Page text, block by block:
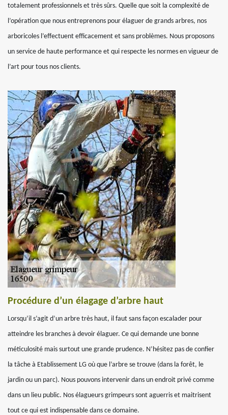
totalement professionnels et très sûrs. Quelle que soit la complexité de
l’opération que nous entreprenons pour élaguer de grands arbres, nos
arboricoles l’effectuent efficacement et sans problèmes. Nous proposons
un service de haute performance et qui respecte les normes en vigueur de
l’art pour tous nos clients.
Procédure d’un élagage d’arbre haut
Lorsqu’il s’agit d’un arbre très haut, il faut sans façon escalader pour
atteindre les branches à devoir élaguer. Ce qui demande une bonne
méticulosité mais surtout une grande prudence. N’hésitez pas de confier
la tâche à Etablissement LG où que l’arbre se trouve (dans la forêt, le
jardin ou un parc). Nous pouvons intervenir dans un endroit privé comme
dans un lieu public. Nos élagueurs grimpeurs sont aguerris et maitrisent
tout ce qui est indispensable dans ce domaine.